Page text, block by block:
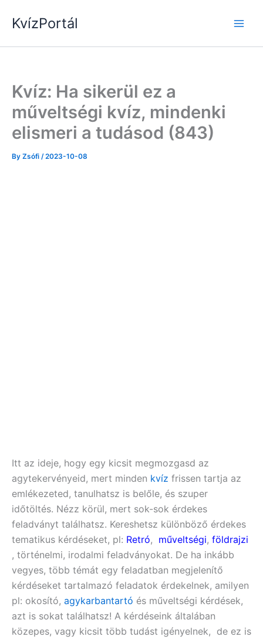
KvízPortál
Kvíz: Ha sikerül ez a
műveltségi kvíz, mindenki
elismeri a tudásod (843)
By Zsófi /2023-10-08
Itt az ideje, hogy egy kicsit megmozgasd az
agytekervényeid, mert minden kvíz frissen tartja az
emlékezeted, tanulhatsz is belőle, és szuper
időtöltés. Nézz körül, mert sok-sok érdekes
feladványt találhatsz. Kereshetsz különböző érdekes
tematikus kérdéseket, pl: Retró, műveltségi, földrajzi
, történelmi, irodalmi feladványokat. De ha inkább
vegyes, több témát egy feladatban megjelenítő
kérdéseket tartalmazó feladatok érdekelnek, amilyen
pl: okosító, agykarbantartó és műveltségi kérdések,
azt is sokat találhatsz! A kérdéseink általában
közepes, vagy kicsit több tudást igényelnek, de ez is